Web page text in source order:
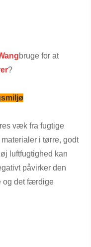
bruge for at
?
væk fra fugtige
i tørre, godt
luftfugtighed kan
påvirker den
og det færdige